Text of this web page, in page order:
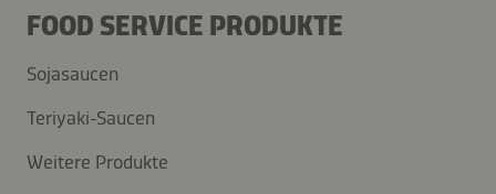
FOOD SERVICE PRODUKTE
Sojasaucen
Teriyaki-Saucen
Weitere Produkte